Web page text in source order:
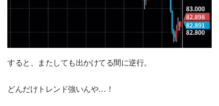
すると、またしても出かけてる間に逆行。
どんだけトレンド強いんや…！